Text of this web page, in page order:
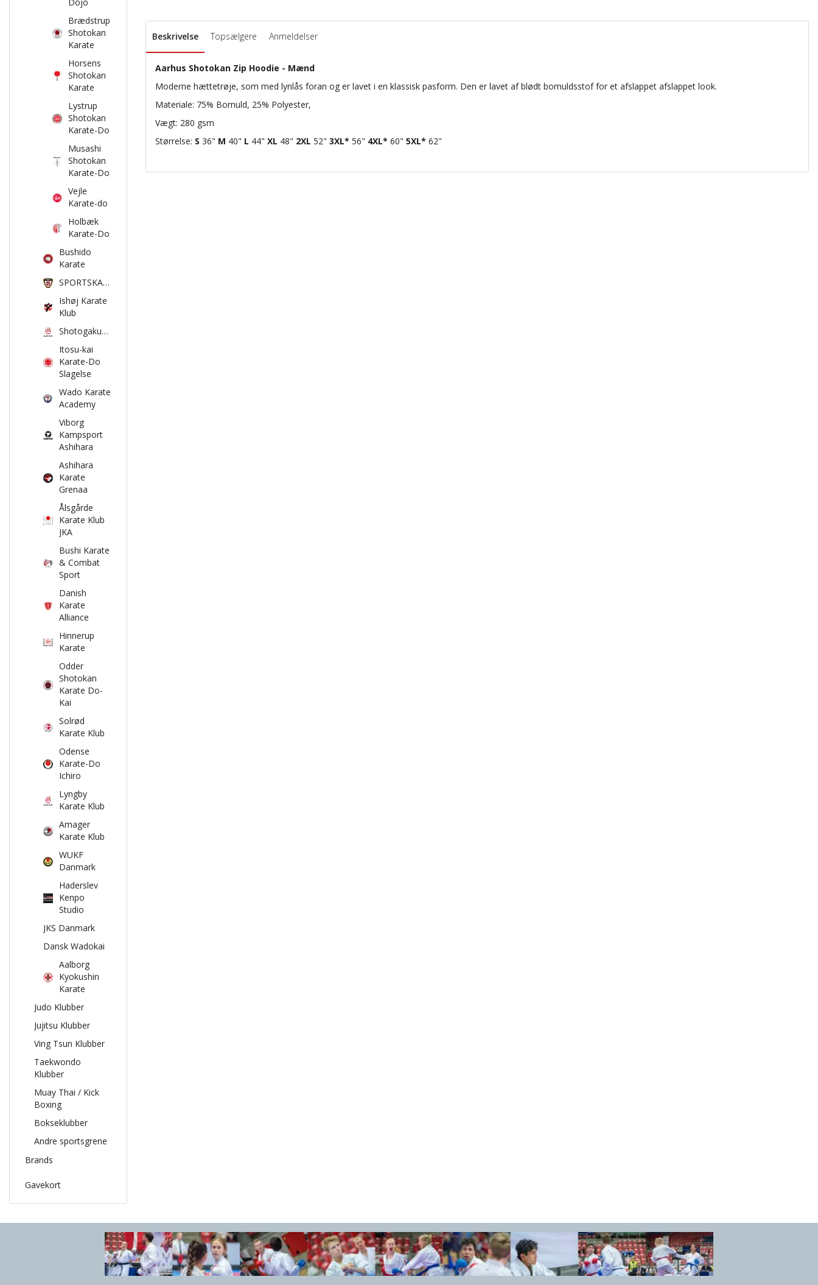
Brædstrup
Shotokan
Karate
Horsens
Shotokan
Karate
Lystrup
Shotokan
Karate-Do
Musashi
Shotokan
Karate-Do
Vejle
Karate-do
Holbæk
Karate-Do
Bushido
Karate
SPORTSKARATE
Ishøj Karate
Klub
Shotogakusha
Itosu-kai
Karate-Do
Slagelse
Wado Karate
Academy
Viborg
Kampsport
Ashihara
Ashihara
Karate
Grenaa
Ålsgårde
Karate Klub
JKA
Bushi Karate
& Combat
Sport
Danish
Karate
Alliance
Hinnerup
Karate
Odder
Shotokan
Karate Do-
Kai
Solrød
Karate Klub
Odense
Karate-Do
Ichiro
Lyngby
Karate Klub
Amager
Karate Klub
WUKF
Danmark
Haderslev
Kenpo
Studio
JKS Danmark
Dansk Wadokai
Aalborg
Kyokushin
Karate
Judo Klubber
Jujitsu Klubber
Ving Tsun Klubber
Taekwondo
Klubber
Muay Thai / Kick
Boxing
Bokseklubber
Andre sportsgrene
Brands
Gavekort
Beskrivelse Topsælgere Anmeldelser
Aarhus Shotokan Zip Hoodie - Mænd
Moderne hættetrøje, som med lynlås foran og er lavet i en klassisk pasform. Den er lavet af blødt bomuldsstof for et afslappet afslappet look.
Materiale: 75% Bomuld, 25% Polyester,
Vægt: 280 gsm
Størrelse: S 36" M 40" L 44" XL 48" 2XL 52" 3XL* 56" 4XL* 60" 5XL* 62"